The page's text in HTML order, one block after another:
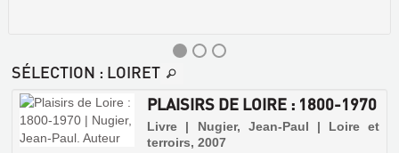
SÉLECTION : LOIRET
PLAISIRS DE LOIRE : 1800-1970
Livre | Nugier, Jean-Paul | Loire et
terroirs, 2007